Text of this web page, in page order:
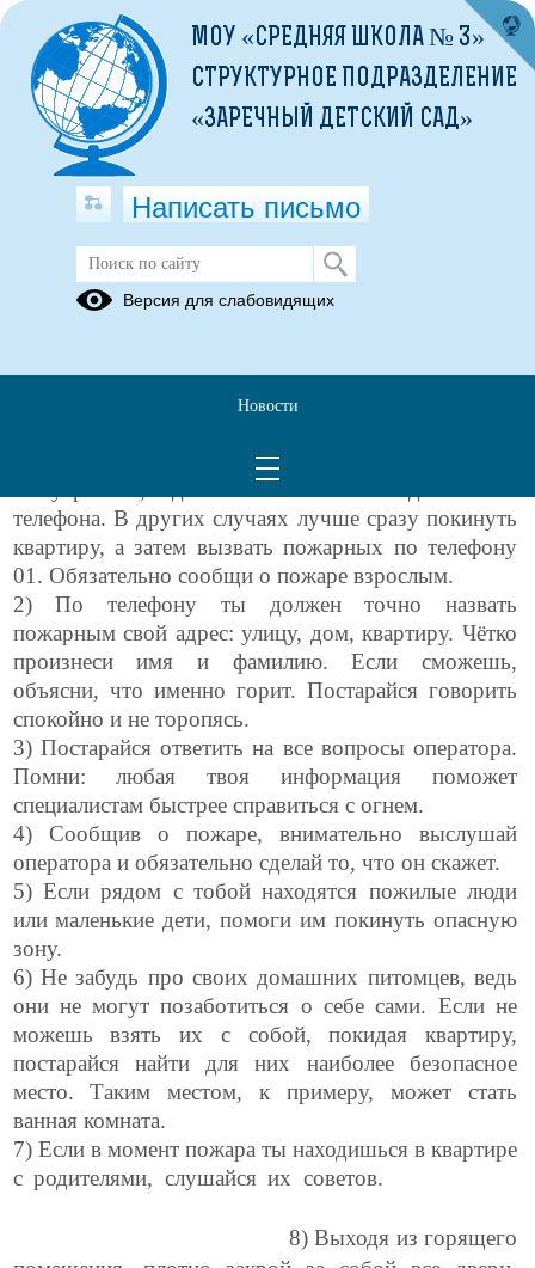
Пожарная безопасность
безопасности для школьников
огонь, сразу позвони пожарным. Если огонь тебе
телефона. В других случаях лучше сразу покинуть
квартиру, а затем вызвать пожарных по телефону
01. Обязательно сообщи о пожаре взрослым.
2) По телефону ты должен точно назвать
пожарным свой адрес: улицу, дом, квартиру. Чётко
произнеси имя и фамилию. Если сможешь,
объясни, что именно горит. Постарайся говорить
спокойно и не торопясь.
3) Постарайся ответить на все вопросы оператора.
Помни: любая твоя информация поможет
специалистам быстрее справиться с огнем.
4) Сообщив о пожаре, внимательно выслушай
оператора и обязательно сделай то, что он скажет.
5) Если рядом с тобой находятся пожилые люди
или маленькие дети, помоги им покинуть опасную
зону.
6) Не забудь про своих домашних питомцев, ведь
они не могут позаботиться о себе сами. Если не
можешь взять их с собой, покидая квартиру,
постарайся найти для них наиболее безопасное
место. Таким местом, к примеру, может стать
ванная комната.
7) Если в момент пожара ты находишься в квартире
с родителями, слушайся их советов.
8) Выходя из горящего
МОУ «СРЕДНЯЯ ШКОЛА № 3»
СТРУКТУРНОЕ ПОДРАЗДЕЛЕНИЕ
«ЗАРЕЧНЫЙ ДЕТСКИЙ САД»
Написать письмо
Версия для слабовидящих
Новости